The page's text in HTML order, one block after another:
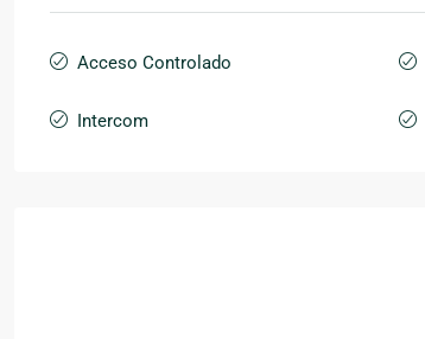
Acceso Controlado
Intercom